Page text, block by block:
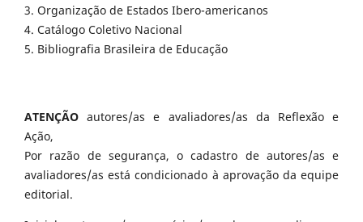
3. Organização de Estados Ibero-americanos
4. Catálogo Coletivo Nacional
5. Bibliografia Brasileira de Educação
ATENÇÃO autores/as e avaliadores/as da Reflexão e
Ação,
Por razão de segurança, o cadastro de autores/as e
avaliadores/as está condicionado à aprovação da equipe
editorial.